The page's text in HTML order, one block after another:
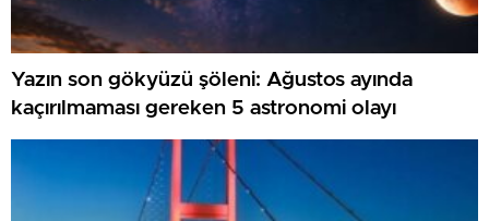
Yazın son gökyüzü şöleni: Ağustos ayında
kaçırılmaması gereken 5 astronomi olayı